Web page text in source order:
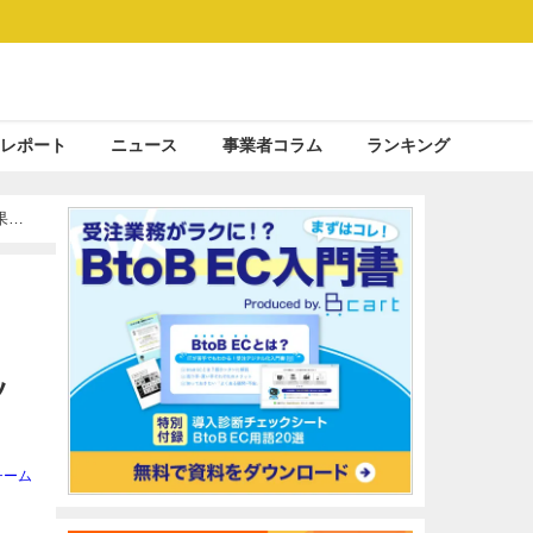
ポート ニュース 事業者コラム ランキング
ム